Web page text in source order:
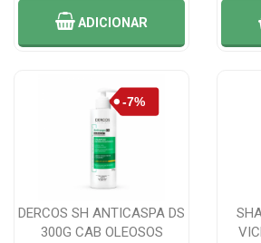
ADICIONAR
DERCOS SH ANTICASPA DS
300G CAB OLEOSOS